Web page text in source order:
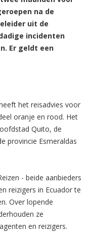
na de
uit de
incidenten
Er geldt een
het reisadvies voor
oranje en rood. Het
Quito, de
provincie Esmeraldas
- beide aanbieders
reizigers in Ecuador te
Over lopende
ze
en reizigers.